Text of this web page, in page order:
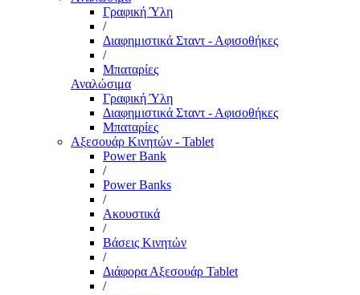
Γραφική Ύλη
/
Διαφημιστικά Σταντ - Αφισοθήκες
/
Μπαταρίες
Αναλώσιμα
Γραφική Ύλη
Διαφημιστικά Σταντ - Αφισοθήκες
Μπαταρίες
Αξεσουάρ Κινητών - Tablet
Power Bank
/
Power Banks
/
Ακουστικά
/
Βάσεις Κινητών
/
Διάφορα Αξεσουάρ Tablet
/